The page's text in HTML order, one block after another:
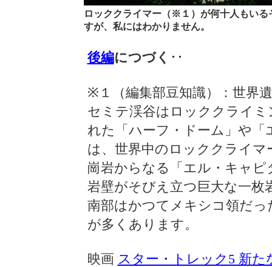
ロッククライマー（※１）が何十人もいる
すが、私にはわかりません。
後編につづく ･･
※１（編集部豆知識）：世界
セミテ渓谷はロッククライ
れた「ハーフ・ドーム」や
は、世界中のロッククライ
崗岩からなる「エル・キャピ
岩壁がそびえ立つ巨大な一
南部はかつてメキシコ領だ
が多くあります。
映画 スター・トレック5 新た